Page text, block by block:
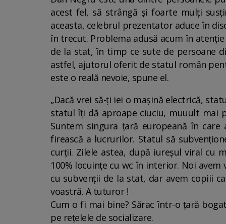
acest fel, să strângă și foarte mulți
aceasta, celebrul prezentator aduce în
în trecut. Problema adusă acum în
de la stat, în timp ce sute de persoane
astfel, ajutorul oferit de statul român
este o reală nevoie, spune el.
„Dacă vrei să-ți iei o mașină electrică,
statul îți dă aproape ciuciu, muuult mai
Suntem singura țară europeană în
firească a lucrurilor. Statul să
curții. Zilele astea, după iureșul viral cu
100% locuințe cu wc în interior. Noi
cu subvenții de la stat, dar avem copiii
voastră. A tuturor !
Cum o fi mai bine? Sărac într-o ţară
pe rețelele de socializare.